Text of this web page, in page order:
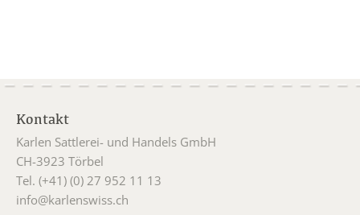
Kontakt
Karlen Sattlerei- und Handels GmbH
CH-3923 Törbel
Tel. (+41) (0) 27 952 11 13
info@karlenswiss.ch